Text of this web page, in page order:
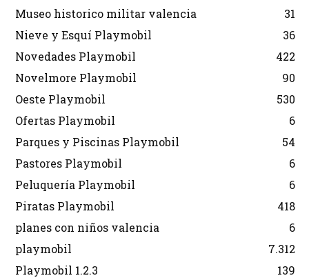
Museo historico militar valencia
31
Nieve y Esquí Playmobil
36
Novedades Playmobil
422
Novelmore Playmobil
90
Oeste Playmobil
530
Ofertas Playmobil
6
Parques y Piscinas Playmobil
54
Pastores Playmobil
6
Peluquería Playmobil
6
Piratas Playmobil
418
planes con niños valencia
6
playmobil
7.312
Playmobil 1.2.3
139